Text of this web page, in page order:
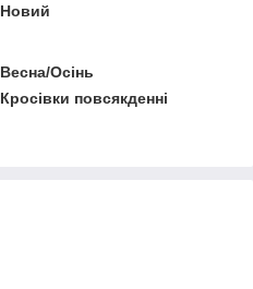
Новий
Весна/Осінь
Кросівки повсякденні